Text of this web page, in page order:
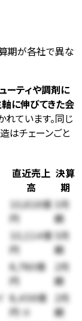
期が各社で異な
ーティや調剤に
に伸びてきた会
ています。同じ
はチェーンごと
直近売上
高
決算
期
10,616億
円
3月
期
10,114億
円
5月
期
8,780億
円
2月
期
8,456億
円 ※
2月
期